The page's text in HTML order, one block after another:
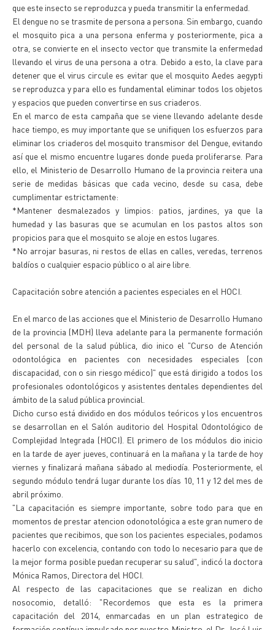
que este insecto se reproduzca y pueda transmitir la enfermedad.
El dengue no se trasmite de persona a persona. Sin embargo, cuando
el mosquito pica a una persona enferma y posteriormente, pica a
otra, se convierte en el insecto vector que transmite la enfermedad
llevando el virus de una persona a otra. Debido a esto, la clave para
detener que el virus circule es evitar que el mosquito Aedes aegypti
se reproduzca y para ello es fundamental eliminar todos los objetos
y espacios que pueden convertirse en sus criaderos.
En el marco de esta campaña que se viene llevando adelante desde
hace tiempo, es muy importante que se unifiquen los esfuerzos para
eliminar los criaderos del mosquito transmisor del Dengue, evitando
así que el mismo encuentre lugares donde pueda proliferarse. Para
ello, el Ministerio de Desarrollo Humano de la provincia reitera una
serie de medidas básicas que cada vecino, desde su casa, debe
cumplimentar estrictamente:
*Mantener desmalezados y limpios: patios, jardines, ya que la
humedad y las basuras que se acumulan en los pastos altos son
propicios para que el mosquito se aloje en estos lugares.
*No arrojar basuras, ni restos de ellas en calles, veredas, terrenos
baldíos o cualquier espacio público o al aire libre.
Capacitación sobre atención a pacientes especiales en el HOCI.
En el marco de las acciones que el Ministerio de Desarrollo Humano
de la provincia (MDH) lleva adelante para la permanente formación
del personal de la salud pública, dio inico el "Curso de Atención
odontológica en pacientes con necesidades especiales (con
discapacidad, con o sin riesgo médico)" que está dirigido a todos los
profesionales odontológicos y asistentes dentales dependientes del
ámbito de la salud pública provincial.
Dicho curso está dividido en dos módulos teóricos y los encuentros
se desarrollan en el Salón auditorio del Hospital Odontológico de
Complejidad Integrada (HOCI). El primero de los módulos dio inicio
en la tarde de ayer jueves, continuará en la mañana y la tarde de hoy
viernes y finalizará mañana sábado al mediodía. Posteriormente, el
segundo módulo tendrá lugar durante los días 10, 11 y 12 del mes de
abril próximo.
"La capacitación es siempre importante, sobre todo para que en
momentos de prestar atencion odonotológica a este gran numero de
pacientes que recibimos, que son los pacientes especiales, podamos
hacerlo con excelencia, contando con todo lo necesario para que de
la mejor forma posible puedan recuperar su salud", indicó la doctora
Mónica Ramos, Directora del HOCI.
Al respecto de las capacitaciones que se realizan en dicho
nosocomio, detalló: "Recordemos que esta es la primera
capacitación del 2014, enmarcadas en un plan estrategico de